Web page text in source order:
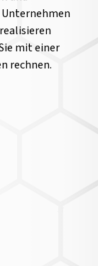
mit einer
rechnen.